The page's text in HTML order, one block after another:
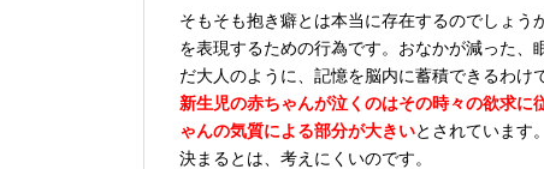
そもそも抱き癖とは本当に存在するのでしょ
を表現するための行為です。おなかが減った、
だ大人のように、記憶を脳内に蓄積できるわけ
新生児の赤ちゃんが泣くのはその時々の欲求
ゃんの気質による部分が大きいとされています
決まるとは、考えにくいのです。